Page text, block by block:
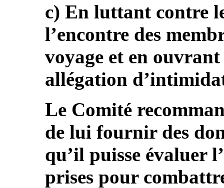
c) En luttant contre
l’encontre des
voyage et en
allégation
Le Comité
de lui fournir des
qu’il puisse évaluer
prises pour